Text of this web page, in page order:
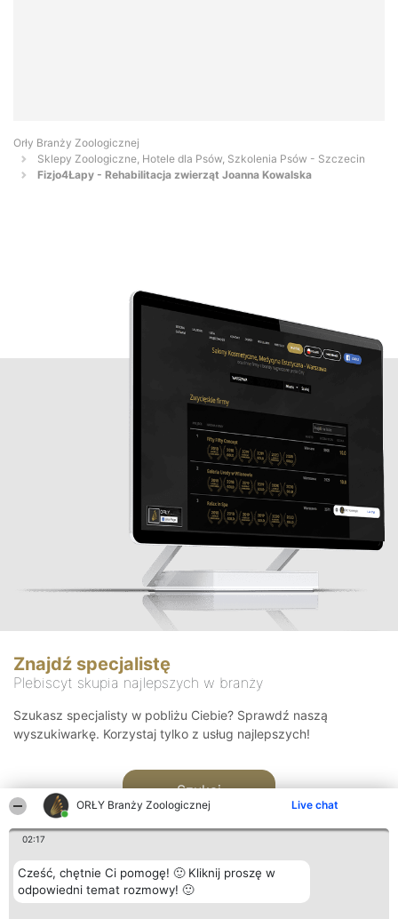
ORŁY Branży Zoologicznej Live chat
02:17
Cześć, chętnie Ci pomogę! 🙂 Kliknij proszę w
odpowiedni temat rozmowy! 🙂
Orły Branży Zoologicznej
Sklepy Zoologiczne, Hotele dla Psów, Szkolenia Psów - Szczecin
Fizjo4Łapy - Rehabilitacja zwierząt Joanna Kowalska
Znajdź specjalistę
Plebiscyt skupia najlepszych w branży
Szukasz specjalisty w pobliżu Ciebie? Sprawdź naszą
wyszukiwarkę. Korzystaj tylko z usług najlepszych!
Szukaj